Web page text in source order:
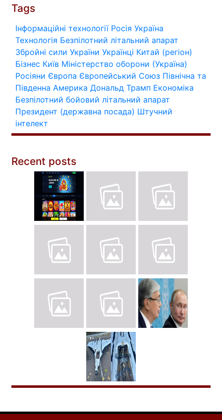
Tags
Інформаційні технології Росія Україна
Технологія Безпілотний літальний апарат
Збройні сили України Українці Китай (регіон)
Бізнес Київ Міністерство оборони (Україна)
Росіяни Європа Європейський Союз Північна та
Південна Америка Дональд Трамп Економіка
Безпілотний бойовий літальний апарат
Президент (державна посада) Штучний
інтелект
Recent posts